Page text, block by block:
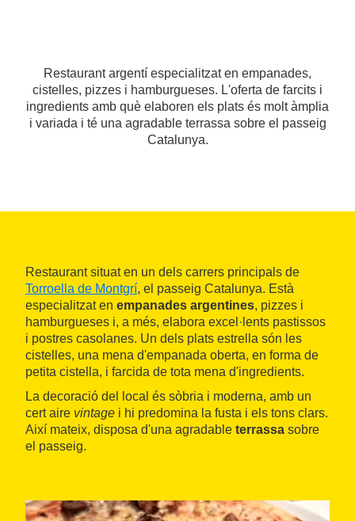
Restaurant argentí especialitzat en empanades,
cistelles, pizzes i hamburgueses. L'oferta de farcits i
ingredients amb què elaboren els plats és molt àmplia
i variada i té una agradable terrassa sobre el passeig
Catalunya.
Restaurant situat en un dels carrers principals de
Torroella de Montgrí, el passeig Catalunya. Està
especialitzat en empanades argentines, pizzes i
hamburgueses i, a més, elabora excel·lents pastissos
i postres casolanes. Un dels plats estrella són les
cistelles, una mena d'empanada oberta, en forma de
petita cistella, i farcida de tota mena d'ingredients.
La decoració del local és sòbria i moderna, amb un
cert aire vintage i hi predomina la fusta i els tons clars.
Així mateix, disposa d'una agradable terrassa sobre
el passeig.